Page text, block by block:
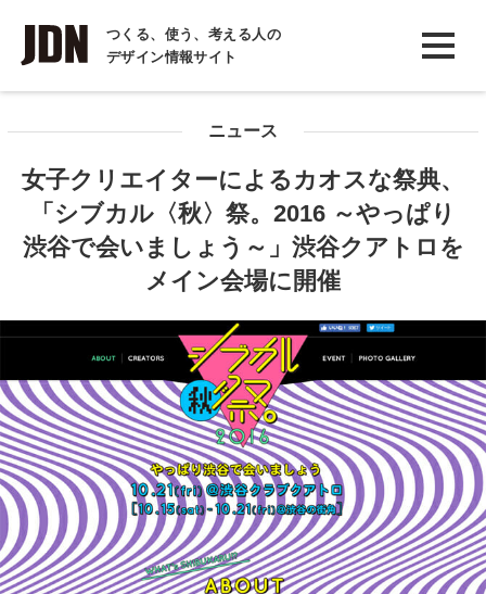
つくる、使う、考える人の
デザイン情報サイト
INTERVIEW
インタビュー
COLUMN
コラム
ニュース
女子クリエイターによるカオスな祭典、
「シブカル〈秋〉祭。2016 ～やっぱり
渋谷で会いましょう～」渋谷クアトロを
メイン会場に開催